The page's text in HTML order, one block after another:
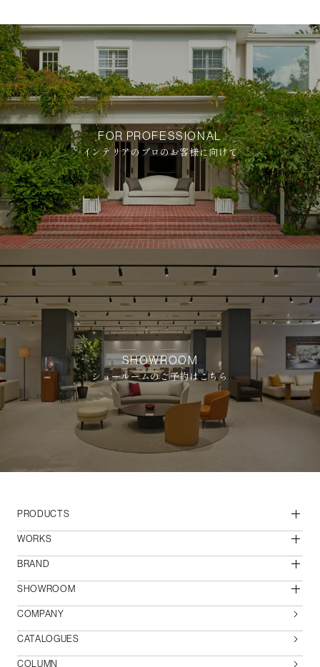
FOR PROFESSIONAL
インテリアのプロのお客様に向けて
SHOWROOM
ショールームのご予約はこちら
PRODUCTS
WORKS
BRAND
SHOWROOM
COMPANY
CATALOGUES
COLUMN